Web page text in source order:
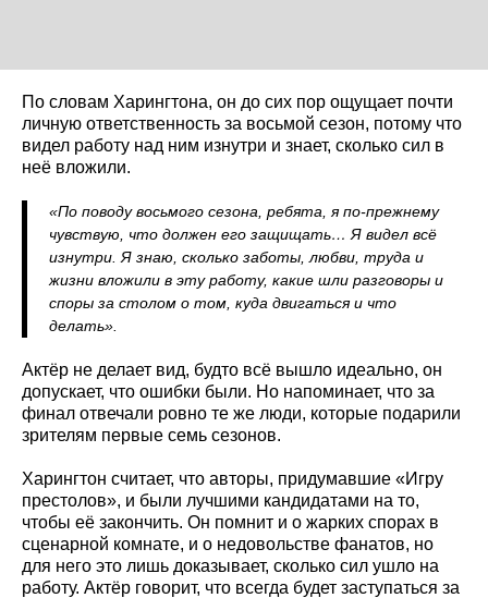
По словам Харингтона, он до сих пор ощущает почти
личную ответственность за восьмой сезон, потому что
видел работу над ним изнутри и знает, сколько сил в
неё вложили.
«По поводу восьмого сезона, ребята, я по-прежнему
чувствую, что должен его защищать… Я видел всё
изнутри. Я знаю, сколько заботы, любви, труда и
жизни вложили в эту работу, какие шли разговоры и
споры за столом о том, куда двигаться и что
делать».
Актёр не делает вид, будто всё вышло идеально, он
допускает, что ошибки были. Но напоминает, что за
финал отвечали ровно те же люди, которые подарили
зрителям первые семь сезонов.
Харингтон считает, что авторы, придумавшие «Игру
престолов», и были лучшими кандидатами на то,
чтобы её закончить. Он помнит и о жарких спорах в
сценарной комнате, и о недовольстве фанатов, но
для него это лишь доказывает, сколько сил ушло на
работу. Актёр говорит, что всегда будет заступаться за